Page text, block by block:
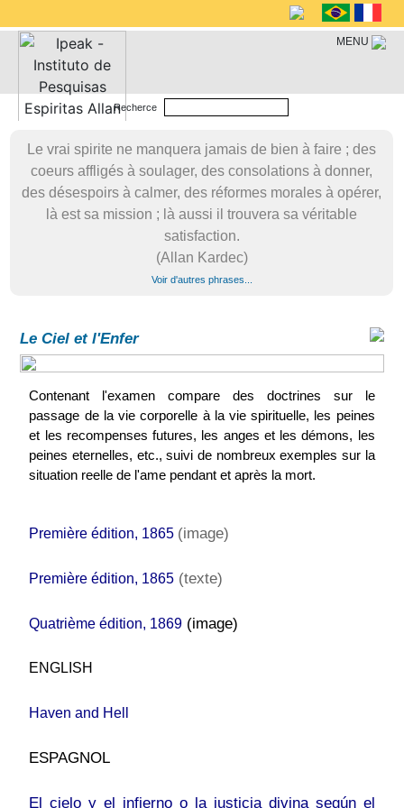
MENU
Recherce
Le vrai spirite ne manquera jamais de bien à faire ; des
coeurs affligés à soulager, des consolations à donner,
des désespoirs à calmer, des réformes morales à opérer,
là est sa mission ; là aussi il trouvera sa véritable
satisfaction.
(Allan Kardec)
Voir d'autres phrases...
Le Ciel et l'Enfer
Contenant l'examen compare des doctrines sur le
passage de la vie corporelle à la vie spirituelle, les peines
et les recompenses futures, les anges et les démons, les
peines eternelles, etc., suivi de nombreux exemples sur la
situation reelle de l'ame pendant et après la mort.
Première édition, 1865 (image)
Première édition, 1865 (texte)
Quatrième édition, 1869 (image)
ENGLISH
Haven and Hell
ESPAGNOL
El cielo y el infierno o la justicia divina según el